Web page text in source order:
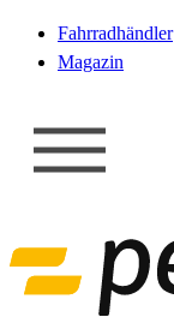
Fahrradhändler
Magazin